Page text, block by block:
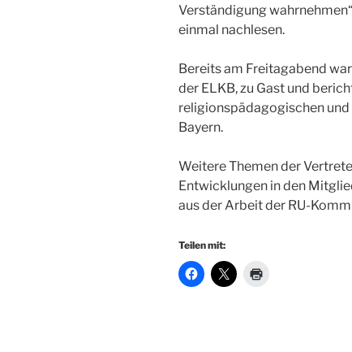
Verständigung
einmal nachlesen.
Bereits am Freitagabend
der ELKB, zu Gast und
religionspädagogischen
Bayern.
Weitere Themen der
Entwicklungen in den
aus der Arbeit der RU-
Teilen mit: